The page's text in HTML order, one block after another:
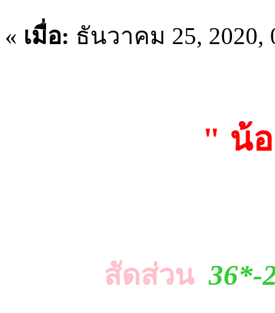
« เมื่อ: ธันวาคม 25, 2020,
" น้
สัดส่วน36*-